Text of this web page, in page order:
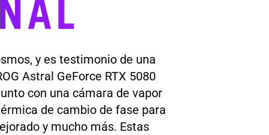
y es testimonio de una
Astral GeForce RTX 5080
con una cámara de vapor
de cambio de fase para
y mucho más. Estas